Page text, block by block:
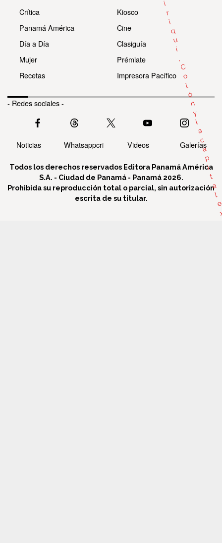
i
r
i
q
u
í
,
C
o
l
ó
n
y
l
a
c
a
p
i
t
a
l
e
Crítica
Panamá América
Día a Día
Mujer
Recetas
Kiosco
Cine
Clasiguía
Prémiate
Impresora Pacífico
- Redes sociales -
Noticias Whatsappcri Videos Galerías
Todos los derechos reservados Editora Panamá América
S.A. - Ciudad de Panamá - Panamá 2026.
Prohibida su reproducción total o parcial, sin autorización
escrita de su titular.